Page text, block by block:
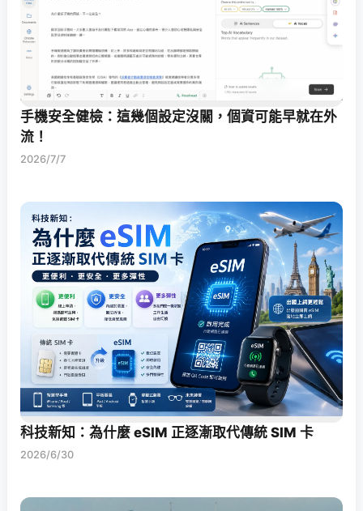
手機安全健檢：這幾個設定沒關，個資可能早就在外
流！
2026/7/7
科技新知：為什麼 eSIM 正逐漸取代傳統 SIM 卡
2026/6/30